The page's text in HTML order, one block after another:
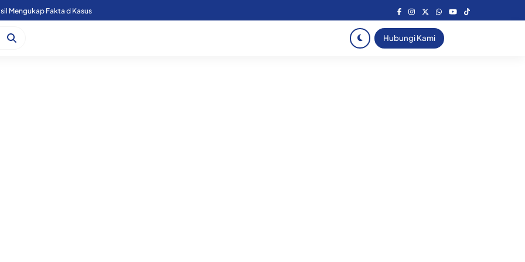
Mengukap Fakta d Kasus
Hubungi Kami